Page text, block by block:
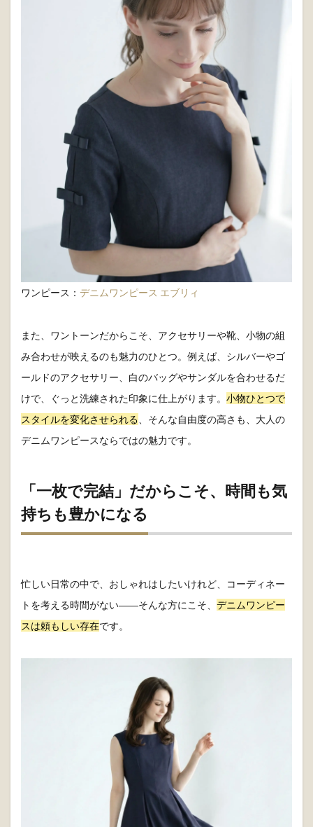
ワンピース： デニムワンピース エブリィ
また、ワントーンだからこそ、アクセサリーや靴、小物の組
み合わせが映えるのも魅力のひとつ。例えば、シルバーやゴ
ールドのアクセサリー、白のバッグやサンダルを合わせるだ
けで、ぐっと洗練された印象に仕上がります。 小物ひとつで
スタイルを変化させられる 、そんな自由度の高さも、大人の
デニムワンピースならではの魅力です。
「一枚で完結」だからこそ、時間も気
持ちも豊かになる
忙しい日常の中で、おしゃれはしたいけれど、コーディネー
トを考える時間がない――そんな方にこそ、 デニムワンピー
スは頼もしい存在です。